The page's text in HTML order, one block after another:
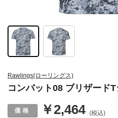
Rawlings(ローリングス)
コンバット08 ブリザード
￥2,464 (税込)